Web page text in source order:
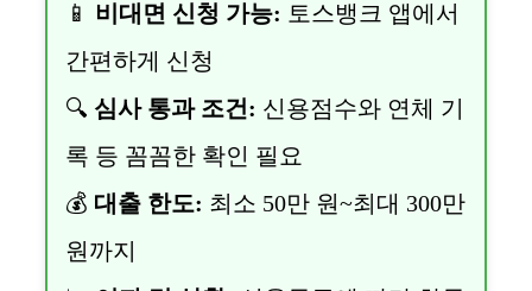
📱 비대면 신청 가능: 토스뱅크 앱에서
간편하게 신청
🔍 심사 통과 조건: 신용점수와 연체 기
록 등 꼼꼼한 확인 필요
💰 대출 한도: 최소 50만 원~최대 300만
원까지